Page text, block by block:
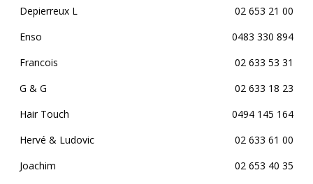
Depierreux L
02 653 21 00
Enso
0483 330 894
Francois
02 633 53 31
G & G
02 633 18 23
Hair Touch
0494 145 164
Hervé & Ludovic
02 633 61 00
Joachim
02 653 40 35